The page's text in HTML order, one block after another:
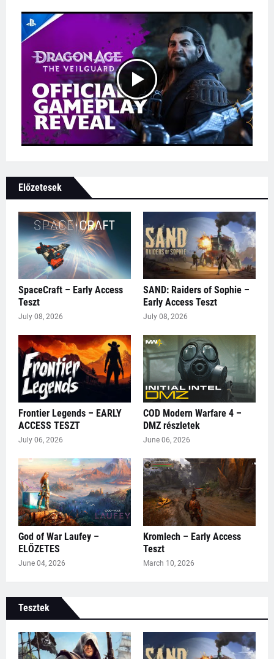
Előzetesek
SpaceCraft – Early Access
Teszt
July 08, 2026
SAND: Raiders of Sophie –
Early Access Teszt
July 08, 2026
Frontier Legends – EARLY
ACCESS TESZT
July 06, 2026
COD Modern Warfare 4 –
DMZ részletek
June 06, 2026
God of War Laufey –
ELŐZETES
June 04, 2026
Kromlech – Early Access
Teszt
March 10, 2026
Tesztek